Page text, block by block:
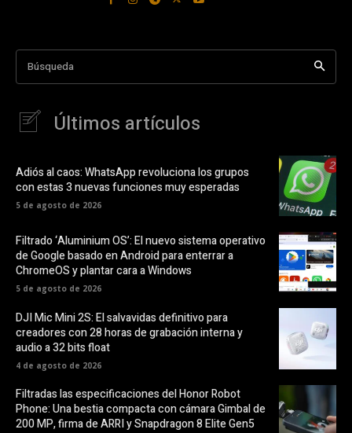
Búsqueda
Últimos artículos
Adiós al caos: WhatsApp revoluciona los grupos
con estas 3 nuevas funciones muy esperadas
5 de agosto de 2026
Filtrado ‘Aluminium OS’: El nuevo sistema operativo
de Google basado en Android para enterrar a
ChromeOS y plantar cara a Windows
5 de agosto de 2026
DJI Mic Mini 2S: El salvavidas definitivo para
creadores con 28 horas de grabación interna y
audio a 32 bits float
4 de agosto de 2026
Filtradas las especificaciones del Honor Robot
Phone: Una bestia compacta con cámara Gimbal de
200 MP, firma de ARRI y Snapdragon 8 Elite Gen5